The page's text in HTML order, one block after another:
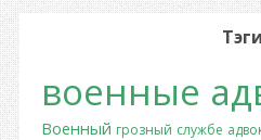
Тэги
военные
Военный грозный службе